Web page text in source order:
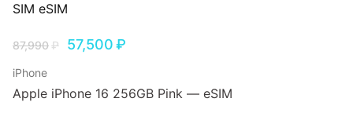
87,990₽ 57,500₽
iPhone
Apple iPhone 16 256GB Pink — eSIM